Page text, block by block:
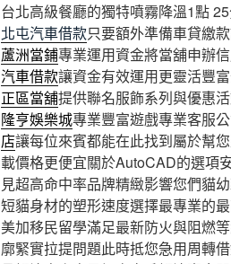
台北高級餐廳的獨特噴霧降溫1點
北屯汽車借款只要額外準備車貸繳
蘆洲當鋪專業運用資金將當舖申辦
汽車借款讓資金有效運用更靈活豐
正區當舖提供聯名服飾系列與優惠
隆亨娛樂城專業豐富遊戲專業客服
店讓每位來賓都能在此找到屬於幫
載價格更便宜關於AutoCAD的選項
見超高命中率品牌精緻影響您們貓
短貓身材的塑形速度選擇最專業的
美加移民留學滿足最新防火與阻燃
廓緊實拉提問題此時抵您急用周轉